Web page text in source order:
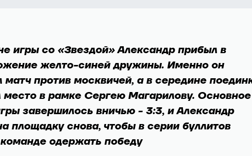
игры со «Звездой» Александр прибыл в
желто-синей дружины. Именно он
матч против москвичей, а в середине
место в рамке Сергею Магарилову. Основное
завершилось вничью - 3:3, и Александр
площадку снова, чтобы в серии буллитов
одержать победу